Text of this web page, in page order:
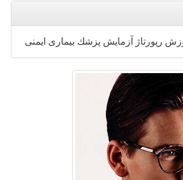
رپورتاژ آزمایش پزشك بیماری ایمنی